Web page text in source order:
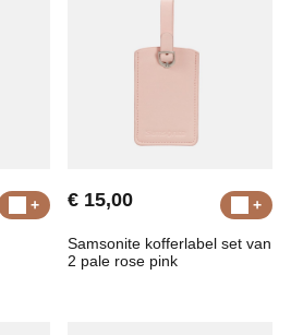
€ 15,00
Samsonite kofferlabel set van
2 pale rose pink